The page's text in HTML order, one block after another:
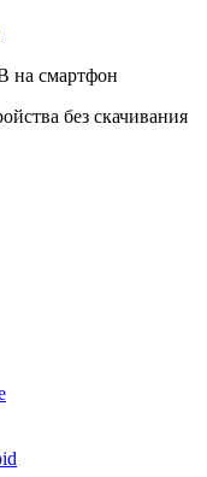
на смартфон
без скачивания